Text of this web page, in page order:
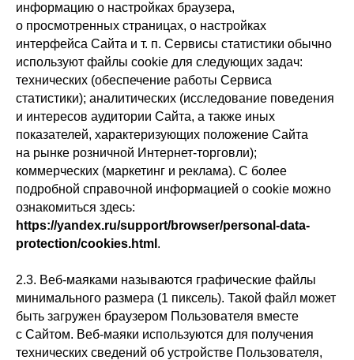
информацию о настройках браузера,
о просмотренных страницах, о настройках
интерфейса Сайта и т. п. Сервисы статистики обычно
используют файлы cookie для следующих задач:
технических (обеспечение работы Сервиса
статистики); аналитических (исследование поведения
и интересов аудитории Сайта, а также иных
показателей, характеризующих положение Сайта
на рынке розничной Интернет-торговли);
коммерческих (маркетинг и реклама). С более
подробной справочной информацией о cookie можно
ознакомиться здесь:
https://yandex.ru/support/browser/personal-data-
protection/cookies.html .
2.3. Веб-маяками называются графические файлы
минимального размера (1 пиксель). Такой файл может
быть загружен браузером Пользователя вместе
с Сайтом. Веб-маяки используются для получения
технических сведений об устройстве Пользователя,